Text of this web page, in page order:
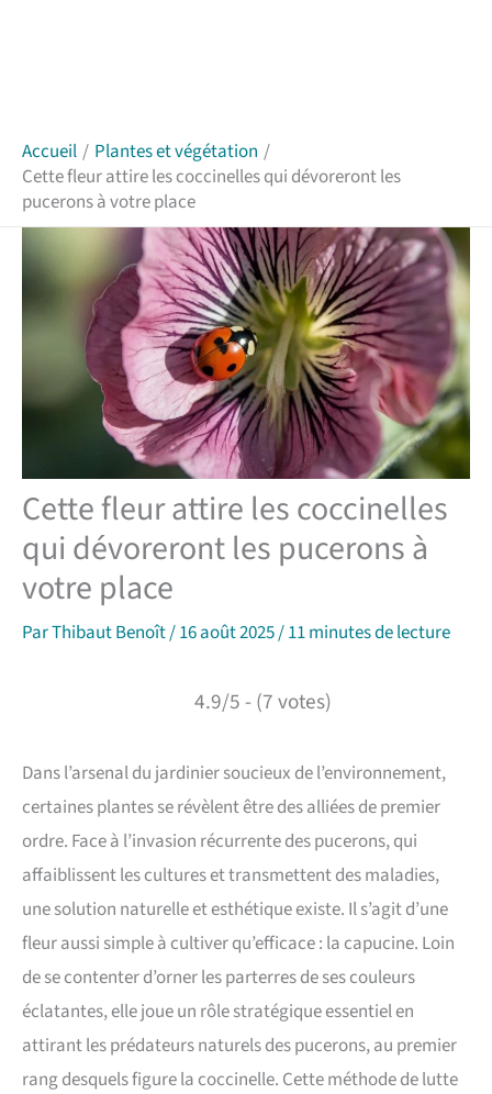
Accueil
Plantes et végétation
Cette fleur attire les coccinelles qui dévoreront les
pucerons à votre place
Cette fleur attire les coccinelles
qui dévoreront les pucerons à
votre place
ParThibaut Benoît/16 août 2025/11 minutes de lecture
4.9/5 - (7 votes)
Dans l’arsenal du jardinier soucieux de l’environnement,
certaines plantes se révèlent être des alliées de premier
ordre. Face à l’invasion récurrente des pucerons, qui
affaiblissent les cultures et transmettent des maladies,
une solution naturelle et esthétique existe. Il s’agit d’une
fleur aussi simple à cultiver qu’efficace : la capucine. Loin
de se contenter d’orner les parterres de ses couleurs
éclatantes, elle joue un rôle stratégique essentiel en
attirant les prédateurs naturels des pucerons, au premier
rang desquels figure la coccinelle. Cette méthode de lutte